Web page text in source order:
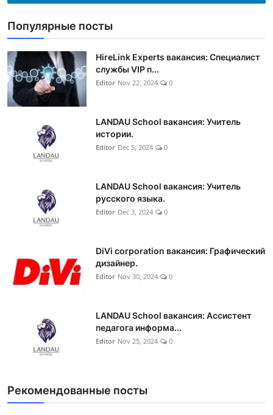
Популярные посты
HireLink Experts вакансия: Специалист
службы VIP п...
Editor Nov 22, 2024 0
LANDAU School вакансия: Учитель
истории.
Editor Dec 5, 2024 0
LANDAU School вакансия: Учитель
русского языка.
Editor Dec 3, 2024 0
DiVi corporation вакансия: Графический
дизайнер.
Editor Nov 30, 2024 0
LANDAU School вакансия: Ассистент
педагога информа...
Editor Nov 25, 2024 0
Рекомендованные посты